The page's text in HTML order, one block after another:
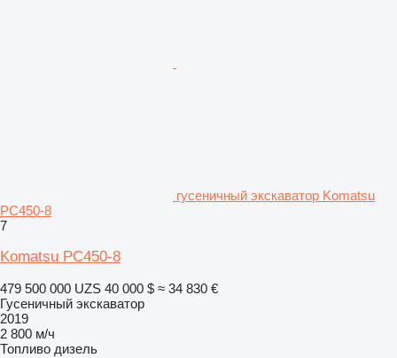
гусеничный экскаватор Komatsu
PC450-8
7
Komatsu PC450-8
479 500 000 UZS 40 000 $ ≈ 34 830 €
Гусеничный экскаватор
2019
2 800 м/ч
Топливо дизель